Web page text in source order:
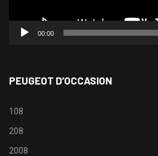
00:00
PEUGEOT D’OCCASION
108
208
2008